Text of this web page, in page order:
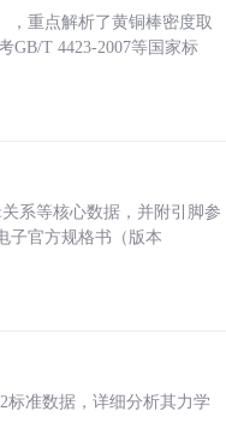
，重点解析了黄铜棒密度取
GB/T 4423-2007等国家标
系等核心数据，并附引脚参
子官方规格书（版本
标准数据，详细分析其力学